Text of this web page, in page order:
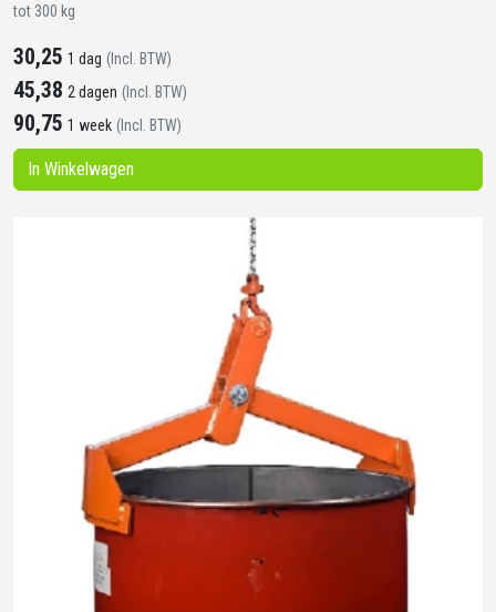
tot 300 kg
30,25 1 dag (Incl. BTW)
45,38 2 dagen (Incl. BTW)
90,75 1 week (Incl. BTW)
In Winkelwagen